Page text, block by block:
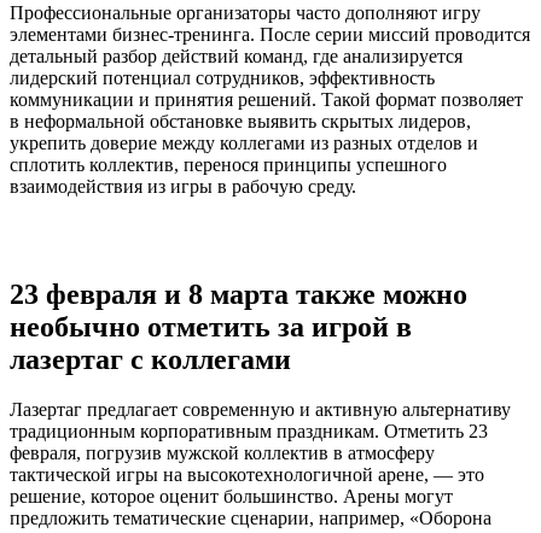
Профессиональные организаторы часто дополняют игру
элементами бизнес-тренинга. После серии миссий проводится
детальный разбор действий команд, где анализируется
лидерский потенциал сотрудников, эффективность
коммуникации и принятия решений. Такой формат позволяет
в неформальной обстановке выявить скрытых лидеров,
укрепить доверие между коллегами из разных отделов и
сплотить коллектив, перенося принципы успешного
взаимодействия из игры в рабочую среду.
23 февраля и 8 марта также можно
необычно отметить за игрой в
лазертаг с коллегами
Лазертаг предлагает современную и активную альтернативу
традиционным корпоративным праздникам. Отметить 23
февраля, погрузив мужской коллектив в атмосферу
тактической игры на высокотехнологичной арене, — это
решение, которое оценит большинство. Арены могут
предложить тематические сценарии, например, «Оборона